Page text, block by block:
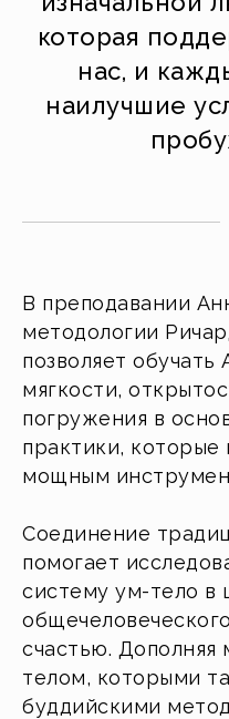
которая
нас, и
наилучшие
В преподавании
методологии
позволяет
мягкости,
погружения в
практики, которые
мощным
Соединение
помогает
систему ум-тело в
счастью. Дополняя
телом, которыми
буддийскими